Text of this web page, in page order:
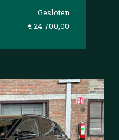
Gesloten
€ 24 700,00